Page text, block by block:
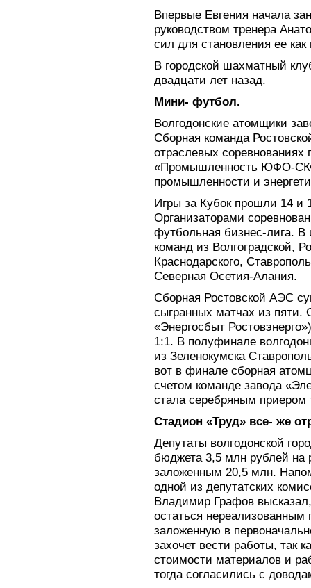
Впервые Евгения начала
руководством тренера
сил для становления ее
В городской шахматный
двадцати лет назад.
Мини- футбол.
Волгодонские атомщики
Сборная команда
отраслевых
«Промышленность ЮФО-
промышленности и
Игры за Кубок прошли 14 и
Организаторами
футбольная бизнес-лига. В
команд из Волгоградской,
Краснодарского,
Северная Осетия-Алания.
Сборная Ростовской АЭС
сыгранных матчах из пяти.
«Энергосбыт
1:1. В полуфинале
из Зеленокумска
вот в финале сборная
счетом команде завода
стала серебряным
Стадион «Труд» все- же
Депутаты волгодонской
бюджета 3,5 млн рублей на
заложенным 20,5 млн.
одной из депутатских
Владимир Графов
остаться нереализованным
заложенную в
захочет вести работы, так
стоимости материалов и
тогда согласились с